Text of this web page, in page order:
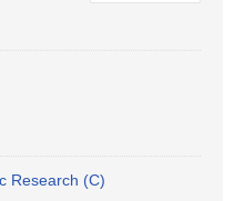
Research (C)